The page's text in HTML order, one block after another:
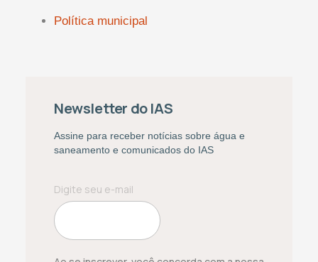
Política municipal
Newsletter do IAS
Assine para receber notícias sobre água e
saneamento e comunicados do IAS